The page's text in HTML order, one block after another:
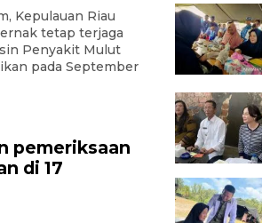
Kepulauan Riau
tetap terjaga
Penyakit Mulut
pada September
pemeriksaan
di 17